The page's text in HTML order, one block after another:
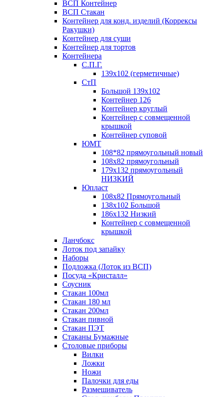
ВСП Контейнер
ВСП Стакан
Контейнер для конд. изделий (Коррексы
Ракушки)
Контейнер для суши
Контейнер для тортов
Контейнера
С.П.Г.
139х102 (герметичные)
СтП
Большой 139х102
Контейнер 126
Контейнер круглый
Контейнер с совмещенной
крышкой
Контейнер суповой
ЮМТ
108*82 прямоугольный новый
108х82 прямоугольный
179х132 прямоугольный
НИЗКИЙ
Юпласт
108х82 Прямоугольный
138х102 Большой
186х132 Низкий
Контейнер с совмещенной
крышкой
Ланчбокс
Лоток под запайку
Наборы
Подложка (Лоток из ВСП)
Посуда «Кристалл»
Соусник
Стакан 100мл
Стакан 180 мл
Стакан 200мл
Стакан пивной
Стакан ПЭТ
Стаканы Бумажные
Столовые приборы
Вилки
Ложки
Ножи
Палочки для еды
Размешиватель